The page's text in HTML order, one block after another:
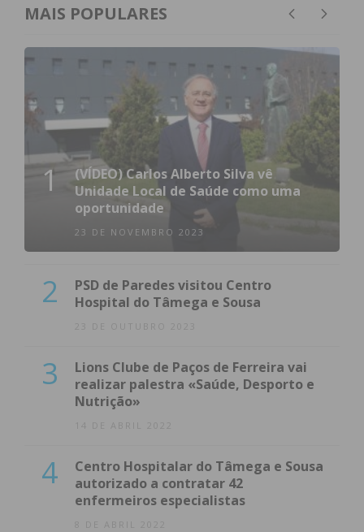
MAIS POPULARES
1
(VÍDEO) Carlos Alberto Silva vê
Unidade Local de Saúde como uma
oportunidade
23 DE NOVEMBRO 2023
2
PSD de Paredes visitou Centro
Hospital do Tâmega e Sousa
23 DE OUTUBRO 2023
3
Lions Clube de Paços de Ferreira vai
realizar palestra «Saúde, Desporto e
Nutrição»
14 DE ABRIL 2022
4
Centro Hospitalar do Tâmega e Sousa
autorizado a contratar 42
enfermeiros especialistas
8 DE ABRIL 2022